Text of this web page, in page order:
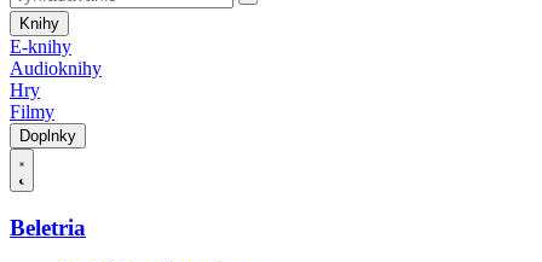
Knihy
E-knihy
Audioknihy
Hry
Filmy
Doplnky
Beletria